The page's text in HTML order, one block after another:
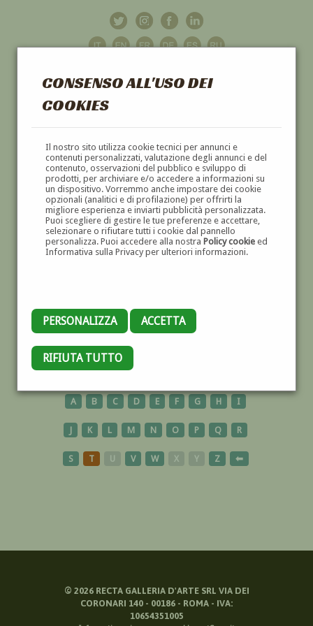
CONSENSO ALL'USO DEI
COOKIES
Il nostro sito utilizza cookie tecnici per annunci e
contenuti personalizzati, valutazione degli annunci e del
contenuto, osservazioni del pubblico e sviluppo di
prodotti, per archiviare e/o accedere a informazioni su
un dispositivo. Vorremmo anche impostare dei cookie
opzionali (analitici e di profilazione) per offrirti la
migliore esperienza e inviarti pubblicità personalizzata.
Puoi scegliere di gestire le tue preferenze e accettare,
selezionare o rifiutare tutti i cookie dal pannello
personalizza. Puoi accedere alla nostra Policy cookieed
Informativa sulla Privacy per ulteriori informazioni.
PERSONALIZZA ACCETTA
RIFIUTA TUTTO
GALLERIAD'ARTE
DIPINTI E SCULTURE '800 E '900
CONTEMPORANEO
A B C D E F G H I
J K L M N O P Q R
S T U V W X Y Z ⬅
© 2026RECTA GALLERIA D'ARTE SRL VIA DEI
CORONARI 140 - 00186 - ROMA - IVA:
10654351005